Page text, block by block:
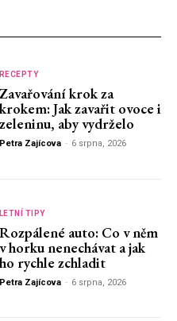
RECEPTY
Zavařování krok za
krokem: Jak zavařit ovoce i
zeleninu, aby vydrželo
Petra Zajícova - 6 srpna, 2026
LETNÍ TIPY
Rozpálené auto: Co v něm
v horku nenechávat a jak
ho rychle zchladit
Petra Zajícova - 6 srpna, 2026